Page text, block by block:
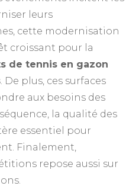
leurs
cette modernisation
croissant pour la
de tennis en gazon
. De plus, ces surfaces
aux besoins des
la qualité des
essentiel pour
Finalement,
repose aussi sur